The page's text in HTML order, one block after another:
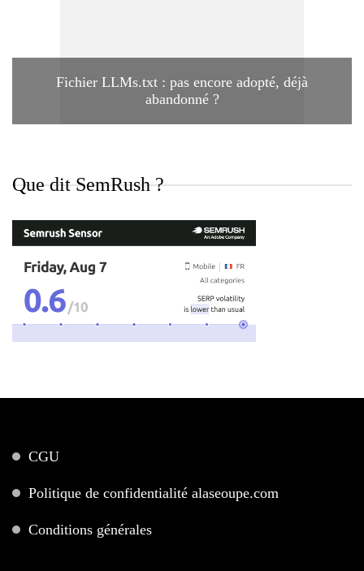
Fichier LLMs.txt : pas encore adopté, déjà
abandonné ?
Que dit SemRush ?
CGU
Politique de confidentialité alaseoupe.com
Conditions générales